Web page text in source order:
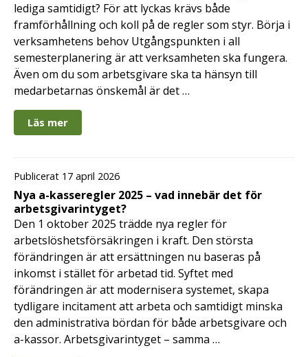
lediga samtidigt? För att lyckas krävs både
framförhållning och koll på de regler som styr. Börja i
verksamhetens behov Utgångspunkten i all
semesterplanering är att verksamheten ska fungera.
Även om du som arbetsgivare ska ta hänsyn till
medarbetarnas önskemål är det …
Läs mer
Publicerat 17 april 2026
Nya a-kasseregler 2025 – vad innebär det för
arbetsgivarintyget?
Den 1 oktober 2025 trädde nya regler för
arbetslöshetsförsäkringen i kraft. Den största
förändringen är att ersättningen nu baseras på
inkomst i stället för arbetad tid. Syftet med
förändringen är att modernisera systemet, skapa
tydligare incitament att arbeta och samtidigt minska
den administrativa bördan för både arbetsgivare och
a-kassor. Arbetsgivarintyget – samma …